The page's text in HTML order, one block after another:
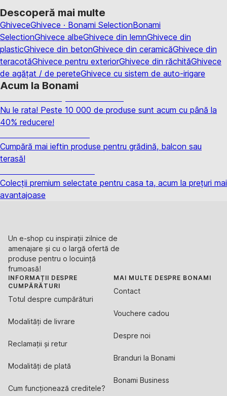
Descoperă mai multe
GhiveceGhivece · Bonami SelectionBonami
SelectionGhivece albeGhivece din lemnGhivece din
plasticGhivece din betonGhivece din ceramicăGhivece din
teracotăGhivece pentru exteriorGhivece din răchităGhivece
de agățat / de pereteGhivece cu sistem de auto-irigare
Acum la Bonami
Nu le rata! Peste 10 000 de produse sunt acum cu până la
40% reducere!
Cumpără mai ieftin produse pentru grădină, balcon sau
terasă!
Colecții premium selectate pentru casa ta, acum la prețuri mai
avantajoase
Un e-shop cu inspirații zilnice de
amenajare și cu o largă ofertă de
produse pentru o locuință
frumoasă!
INFORMAȚII DESPRE
CUMPĂRĂTURI
Totul despre cumpărături
Modalități de livrare
Reclamații și retur
Modalități de plată
Cum funcționează creditele?
MAI MULTE DESPRE BONAMI
Contact
Vouchere cadou
Despre noi
Branduri la Bonami
Bonami Business